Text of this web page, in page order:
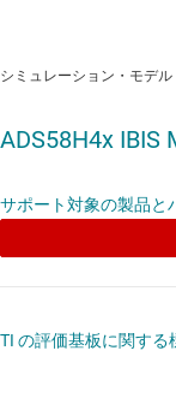
シミュレーション・モデル
ADS58H4x IBIS
サポート対象の製品と
TI の評価基板に関する